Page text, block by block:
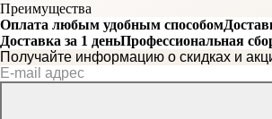
Преимущества
Оплата любым удобным способом
Доставка за 1 деньПрофессиональная
Получайте информацию о скидках и